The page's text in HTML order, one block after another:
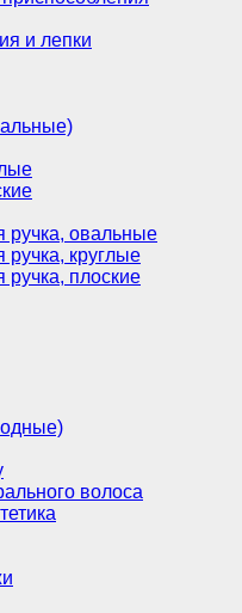
и лепки
ручка, овальные
ручка, круглые
ручка, плоские
волоса